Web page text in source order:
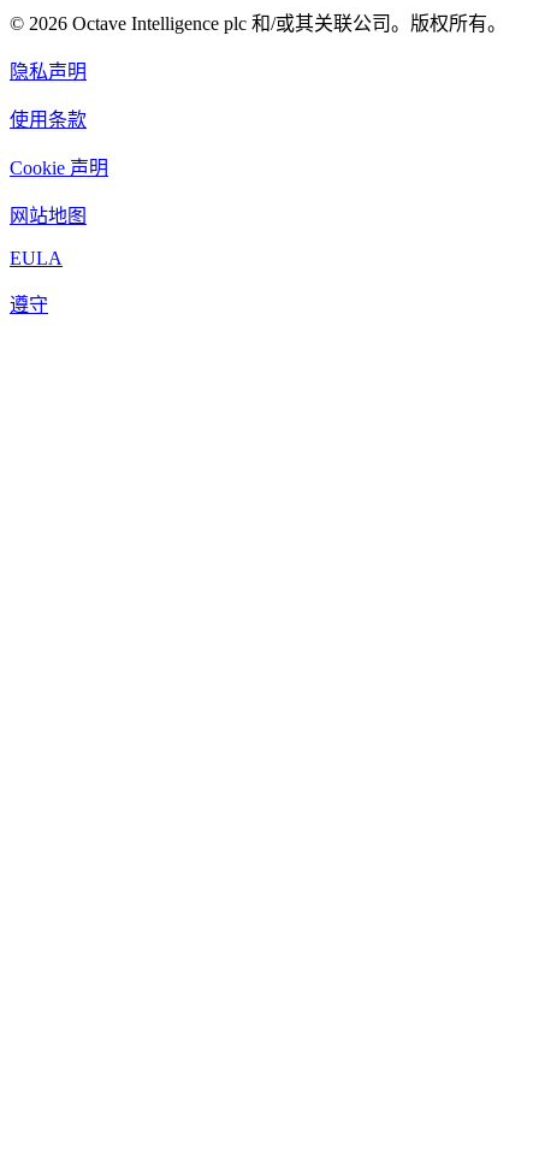
© 2026 Octave Intelligence plc 和/或其关联公司。版权所有。
隐私声明
使用条款
Cookie 声明
网站地图
EULA
遵守